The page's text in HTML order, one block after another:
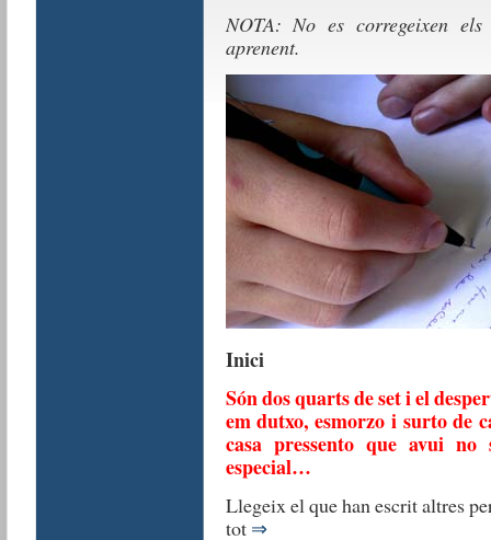
NOTA: No es corregeixen
aprenent.
Inici
Són dos quarts de set i el
em dutxo, esmorzo i surto de
casa pressento que avui
especial…
Llegeix el que han escrit altres
tot ⇒